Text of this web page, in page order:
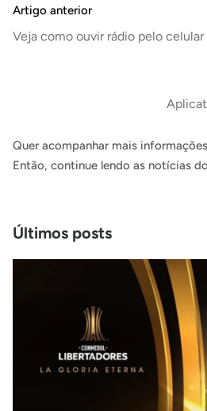
Artigo anterior
Veja como ouvir rádio pelo celular
Quer acompanhar mais
Então, continue lendo as notícias do
Últimos posts